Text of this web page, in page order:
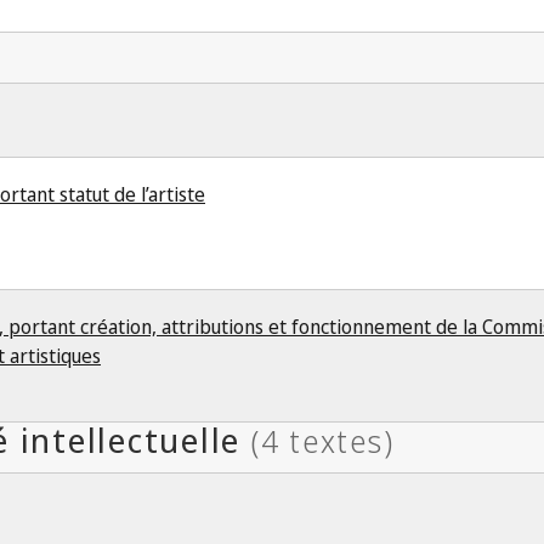
statut de l’artiste
portant création, attributions et fonctionnement de la
artistiques